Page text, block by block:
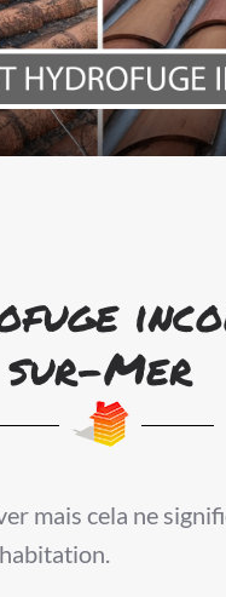
sur-Mer
mais cela ne